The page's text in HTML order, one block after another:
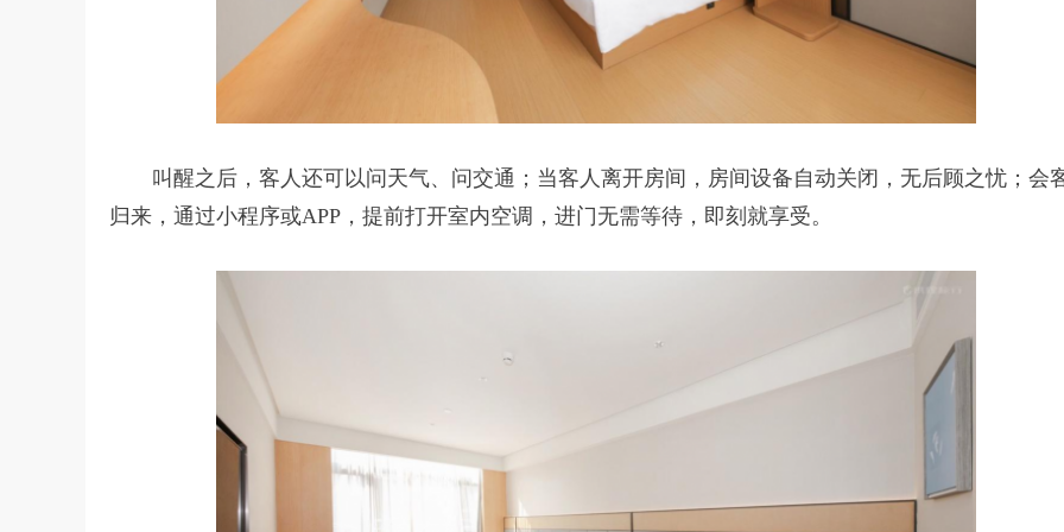
叫醒之后，客人还可以问天气、问交通；当客人离开房间，房间设备自动关闭，无后顾之忧；会
归来，通过小程序或APP，提前打开室内空调，进门无需等待，即刻就享受。